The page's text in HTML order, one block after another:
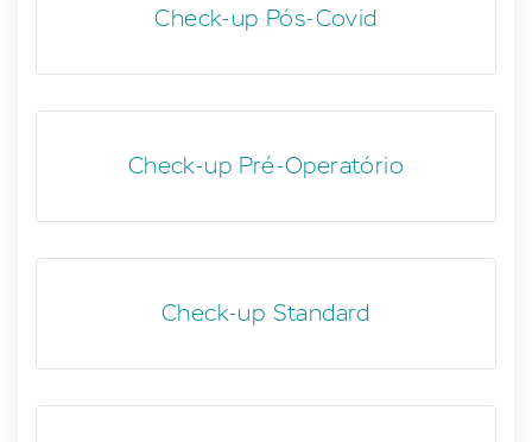
Check-up Pós-Covid
Check-up Pré-Operatório
Check-up Standard